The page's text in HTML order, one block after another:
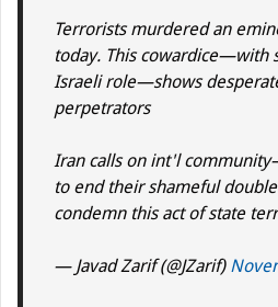
Terrorists murdered an
today. This cowardice—with
Israeli role—shows
perpetrators
Iran calls on int'l
to end their shameful
condemn this act of state
— Javad Zarif (@JZarif)